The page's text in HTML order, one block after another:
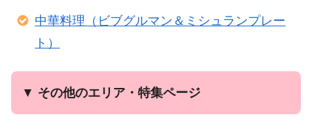
中華料理（ビブグルマン＆ミシュランプレー
ト）
▼ その他のエリア・特集ページ